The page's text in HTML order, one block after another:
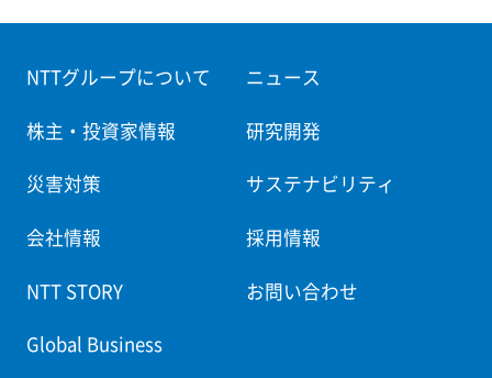
NTTグループについて ニュース
株主・投資家情報 研究開発
災害対策 サステナビリティ
会社情報 採用情報
NTT STORY お問い合わせ
Global Business